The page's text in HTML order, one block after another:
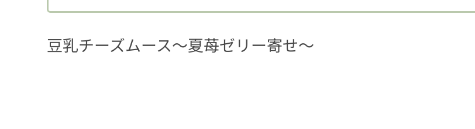
6【7月～8月限定】夏苺のキューブデコレーション
豆乳チーズムース～夏苺ゼリー寄せ～